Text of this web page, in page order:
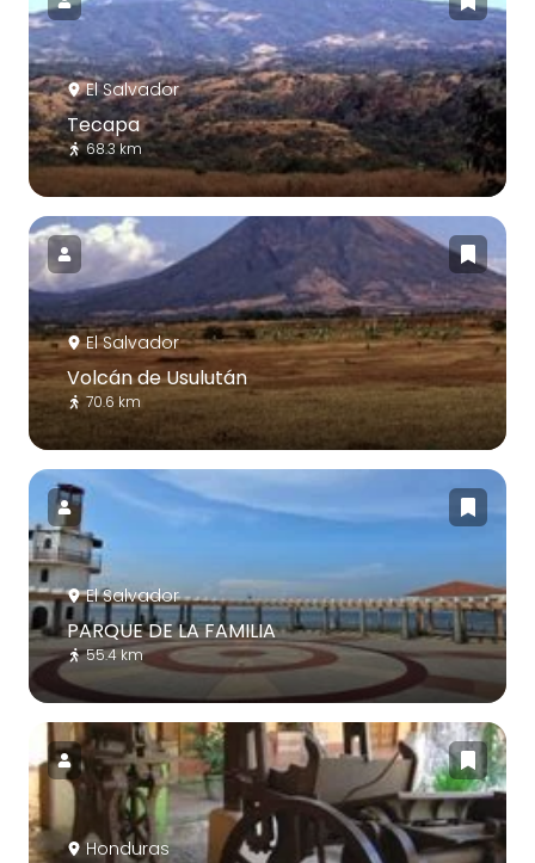
El Salvador
Tecapa
68.3 km
El Salvador
Volcán de Usulután
70.6 km
El Salvador
PARQUE DE LA FAMILIA
55.4 km
Honduras